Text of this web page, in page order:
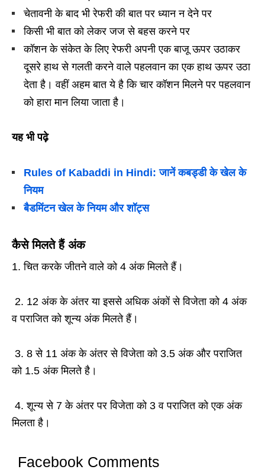
चेतावनी के बाद भी रेफरी की बात पर ध्यान न देने पर
किसी भी बात को लेकर जज से बहस करने पर
कॉशन के संकेत के लिए रेफरी अपनी एक बाजू ऊपर उठाकर
दूसरे हाथ से गलती करने वाले पहलवान का एक हाथ ऊपर उठा
देता है। वहीं अहम बात ये है कि चार कॉशन मिलने पर पहलवान
को हारा मान लिया जाता है।
यह भी पढ़े
Rules of Kabaddi in Hindi: जानें कबड्डी के खेल के
नियम
बैडमिंटन खेल के नियम और शॉट्स
कैसे मिलते हैं अंक
चित करके जीतने वाले को 4 अंक मिलते हैं।
2. 12 अंक के अंतर या इससे अधिक अंकों से विजेता को 4 अंक
व पराजित को शून्य अंक मिलते हैं।
3. 8 से 11 अंक के अंतर से विजेता को 3.5 अंक और पराजित
को 1.5 अंक मिलते है।
4. शून्य से 7 के अंतर पर विजेता को 3 व पराजित को एक अंक
मिलता है।
Facebook Comments